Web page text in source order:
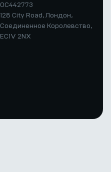
OC442773
128 City Road, Лондон,
Соединенное Королевство,
EC1V 2NX